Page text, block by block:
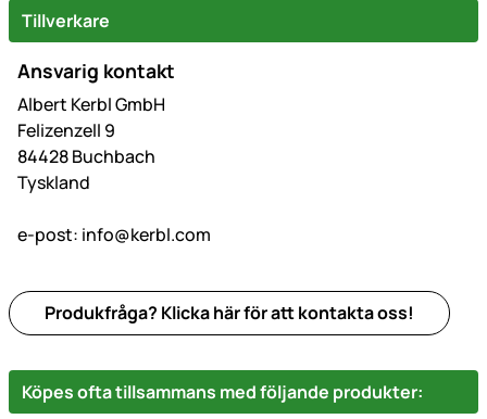
Tillverkare
Ansvarig kontakt
Albert Kerbl GmbH
Felizenzell 9
84428 Buchbach
Tyskland
e-post: info@kerbl.com
Produkfråga? Klicka här för att kontakta oss!
Köpes ofta tillsammans med följande produkter: